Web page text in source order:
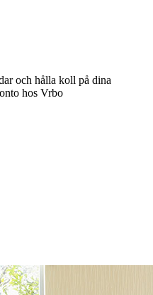
och hålla koll på dina
hos Vrbo